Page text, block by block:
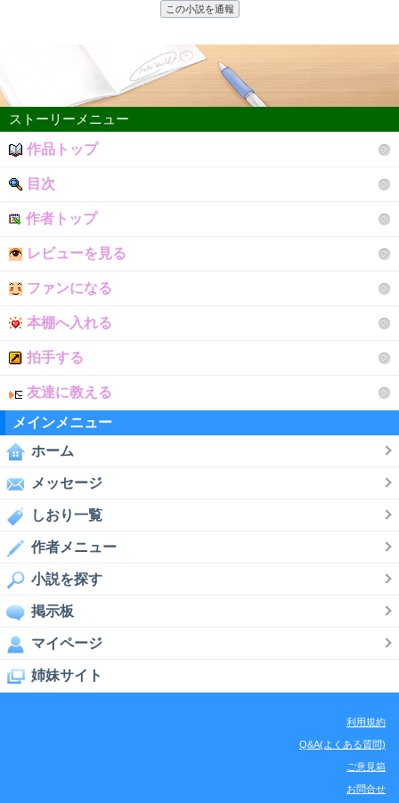
この小説を通報
ストーリーメニュー
作品トップ
目次
作者トップ
レビューを見る
ファンになる
本棚へ入れる
拍手する
友達に教える
メインメニュー
ホーム
メッセージ
しおり一覧
作者メニュー
小説を探す
掲示板
マイページ
姉妹サイト
利用規約
Q&A(よくある質問)
ご意見箱
お問合せ